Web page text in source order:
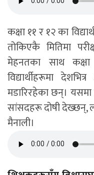
कक्षा ११ र १२ का
तोकिएकै मितिमा
मेहनतका साथ
विद्यार्थीहरूमा
मडारिरहेका छन्।
सांसदहरू दोषी देख्छन्,
मैनाली।